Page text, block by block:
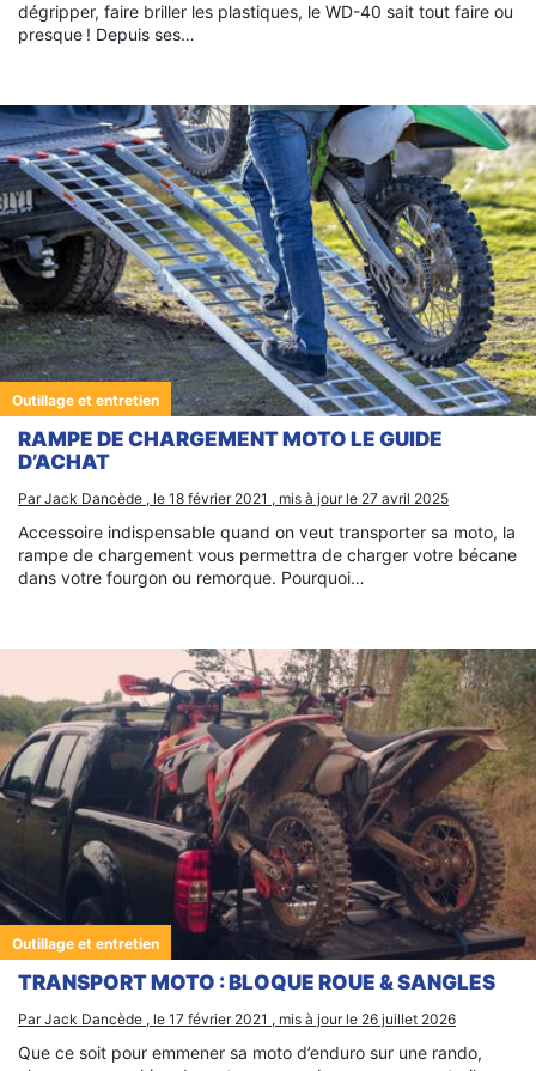
dégripper, faire briller les plastiques, le WD-40 sait tout faire ou
presque ! Depuis ses…
Outillage et entretien
RAMPE DE CHARGEMENT MOTO LE GUIDE
D’ACHAT
Par Jack Dancède , le 18 février 2021 , mis à jour le 27 avril 2025
Accessoire indispensable quand on veut transporter sa moto, la
rampe de chargement vous permettra de charger votre bécane
dans votre fourgon ou remorque. Pourquoi…
Outillage et entretien
TRANSPORT MOTO : BLOQUE ROUE & SANGLES
Par Jack Dancède , le 17 février 2021 , mis à jour le 26 juillet 2026
Que ce soit pour emmener sa moto d’enduro sur une rando,